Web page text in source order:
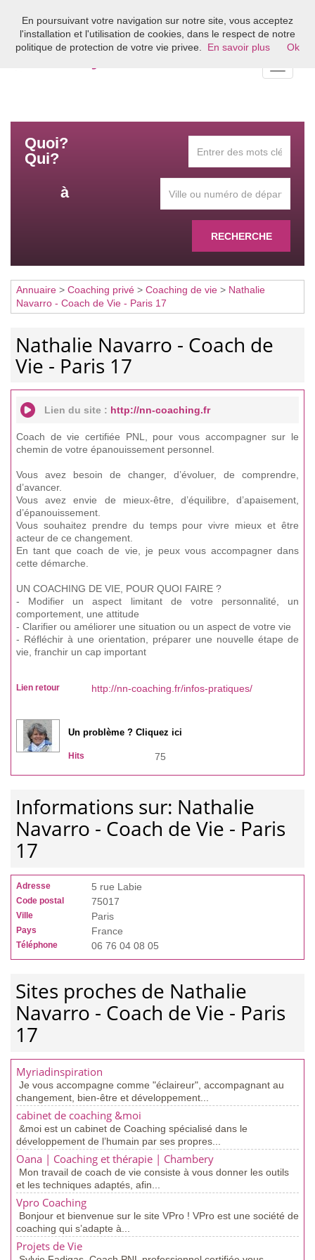
Bienvenue sur l'annuaire du coaching en France
Quoi?
Qui?
à
RECHERCHE
Annuaire > Coaching privé > Coaching de vie > Nathalie
Navarro - Coach de Vie - Paris 17
Nathalie Navarro - Coach de
Vie - Paris 17
Lien du site : http://nn-coaching.fr
Coach de vie certifiée PNL, pour vous accompagner sur le
chemin de votre épanouissement personnel.
Vous avez besoin de changer, d’évoluer, de comprendre,
d’avancer.
Vous avez envie de mieux-être, d’équilibre, d’apaisement,
d’épanouissement.
Vous souhaitez prendre du temps pour vivre mieux et être
acteur de ce changement.
En tant que coach de vie, je peux vous accompagner dans
cette démarche.
UN COACHING DE VIE, POUR QUOI FAIRE ?
- Modifier un aspect limitant de votre personnalité, un
comportement, une attitude
- Clarifier ou améliorer une situation ou un aspect de votre vie
- Réfléchir à une orientation, préparer une nouvelle étape de
vie, franchir un cap important
Lien retour http://nn-coaching.fr/infos-pratiques/
Un problème ? Cliquez ici
Hits 75
Informations sur: Nathalie
Navarro - Coach de Vie - Paris
17
Adresse 5 rue Labie
Code postal 75017
Ville Paris
Pays France
Téléphone 06 76 04 08 05
Sites proches de Nathalie
Navarro - Coach de Vie - Paris
17
Myriadinspiration
Je vous accompagne comme "éclaireur", accompagnant au
changement, bien-être et développement...
cabinet de coaching &moi
&moi est un cabinet de Coaching spécialisé dans le
développement de l’humain par ses propres...
Oana | Coaching et thérapie | Chambery
Mon travail de coach de vie consiste à vous donner les outils
et les techniques adaptés, afin...
Vpro Coaching
Bonjour et bienvenue sur le site VPro ! VPro est une société de
coaching qui s’adapte à...
Projets de Vie
En poursuivant votre navigation sur notre site, vous acceptez
l'installation et l'utilisation de cookies, dans le respect de notre
politique de protection de votre vie privee.
En savoir plus Ok